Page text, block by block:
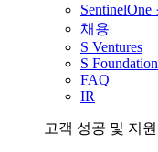
SentinelOne
채용
S Ventures
S Foundation
FAQ
IR
고객 성공 및 지원